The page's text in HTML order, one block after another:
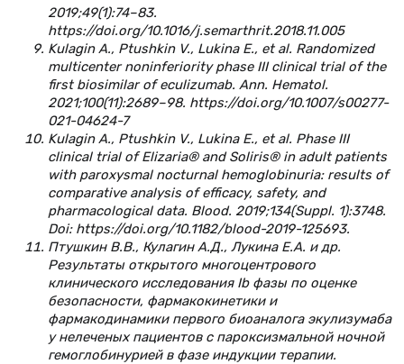
2019;49(1):74–83.
https://doi.org/10.1016/j.semarthrit.2018.11.005
Kulagin A., Ptushkin V., Lukina E., et al. Randomized
multicenter noninferiority phase III clinical trial of the
first biosimilar of eculizumab. Ann. Hematol.
2021;100(11):2689–98. https://doi.org/10.1007/s00277-
021-04624-7
Kulagin A., Ptushkin V., Lukina E., et al. Phase III
clinical trial of Elizaria® and Soliris® in adult patients
with paroxysmal nocturnal hemoglobinuria: results of
comparative analysis of efficacy, safety, and
pharmacological data. Blood. 2019;134(Suppl. 1):3748.
Doi: https://doi.org/10.1182/blood-2019-125693.
Птушкин В.В., Кулагин А.Д., Лукина Е.А. и др.
Результаты открытого многоцентрового
клинического исследования Ib фазы по оценке
безопасности, фармакокинетики и
фармакодинамики первого биоаналога экулизумаба
у нелеченых пациентов с пароксизмальной ночной
гемоглобинурией в фазе индукции терапии.